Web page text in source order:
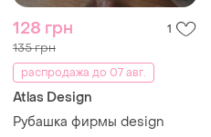
128 грн 1
135 грн
распродажа до 07 авг.
Atlas Design
Рубашка фирмы design